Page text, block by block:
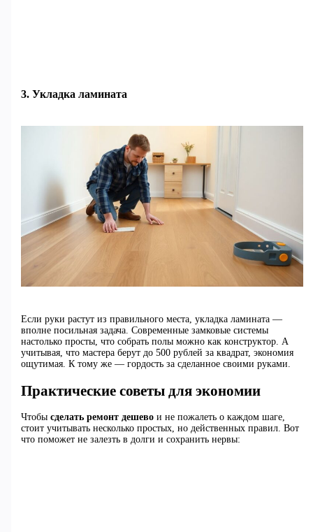
3. Укладка ламината
Если руки растут из правильного места, укладка ламината —
вполне посильная задача. Современные замковые системы
настолько просты, что собрать полы можно как конструктор. А
учитывая, что мастера берут до 500 рублей за квадрат, экономия
ощутимая. К тому же — гордость за сделанное своими руками.
Практические советы для экономии
Чтобы сделать ремонт дешевои не пожалеть о каждом шаге,
стоит учитывать несколько простых, но действенных правил. Вот
что поможет не залезть в долги и сохранить нервы: